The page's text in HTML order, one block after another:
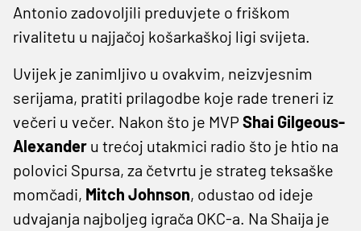
Antonio zadovoljili preduvjete o friškom
rivalitetu u najjačoj košarkaškoj ligi svijeta.
Uvijek je zanimljivo u ovakvim, neizvjesnim
serijama, pratiti prilagodbe koje rade treneri iz
večeri u večer. Nakon što je MVP Shai Gilgeous-
Alexander u trećoj utakmici radio što je htio na
polovici Spursa, za četvrtu je strateg teksaške
momčadi, Mitch Johnson, odustao od ideje
udvajanja najboljeg igrača OKC-a. Na Shaija je